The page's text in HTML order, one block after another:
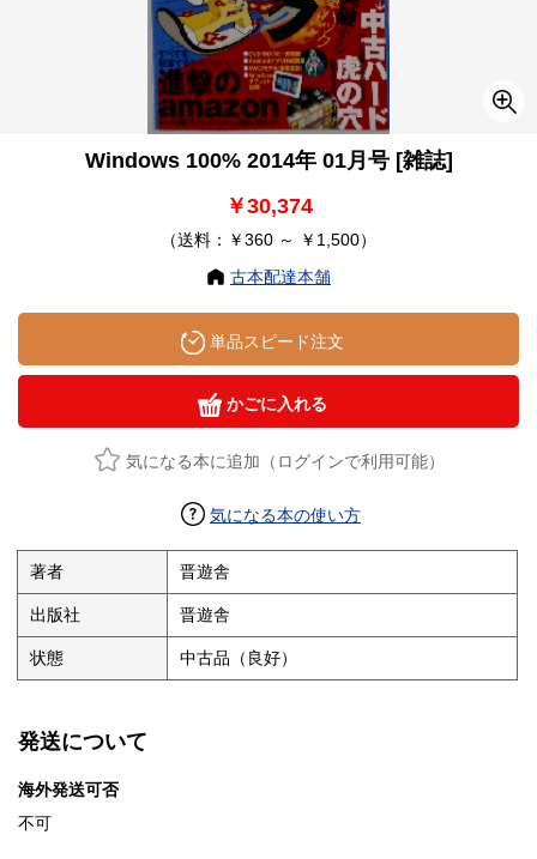
Windows 100% 2014年 01月号 [雑誌]
￥30,374
（送料：￥360 ～ ￥1,500）
古本配達本舗
単品スピード注文
かごに入れる
気になる本に追加（ログインで利用可能）
気になる本の使い方
著者 晋遊舎
出版社 晋遊舎
状態 中古品（良好）
発送について
海外発送可否
不可